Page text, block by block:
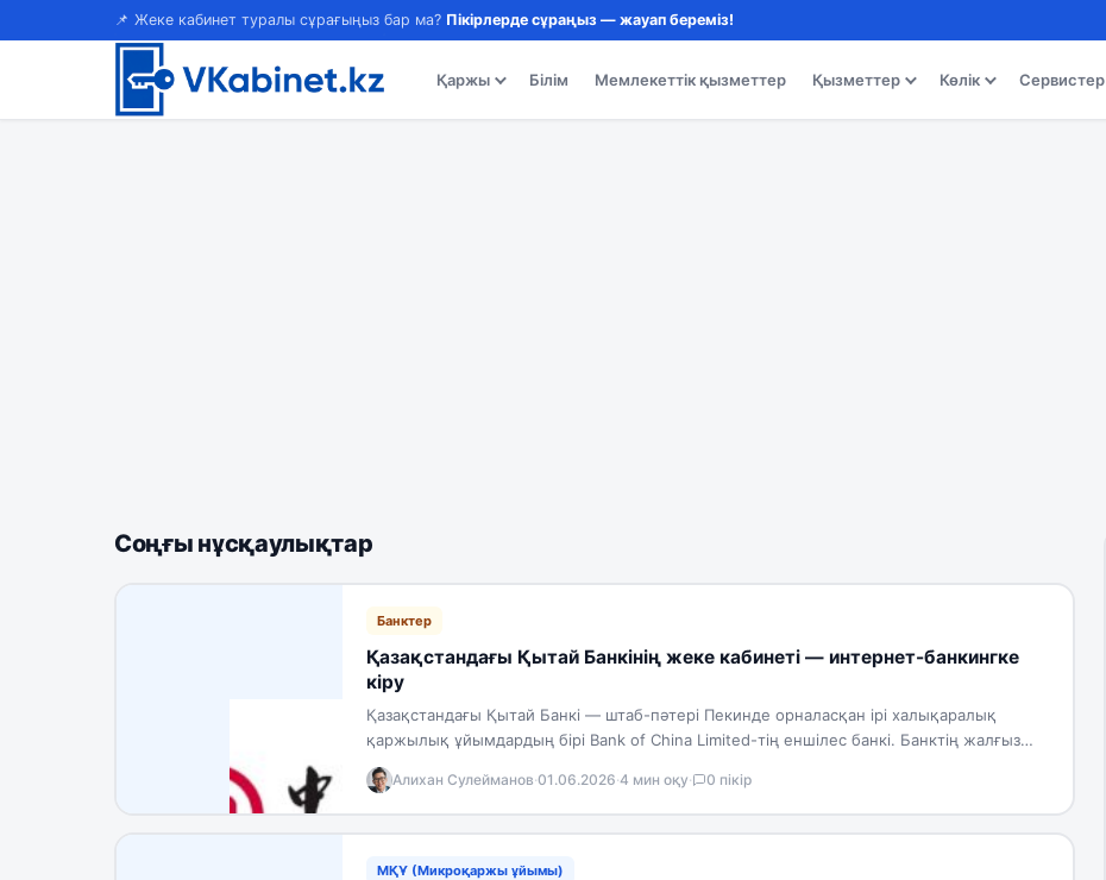
📌 Жеке кабинет туралы сұрағыңыз бар ма? Пікірлерде сұраңыз — жауап береміз!
Қаржы Білім Мемлекеттік қызметтер Қызметтер Көлік Сервистер
Соңғы нұсқаулықтар
Банктер
Қазақстандағы Қытай Банкінің жеке кабинеті — интернет-банкингке
кіру
Қазақстандағы Қытай Банкі — штаб-пәтері Пекинде орналасқан ірі халықаралық
қаржылық ұйымдардың бірі Bank of China Limited-тің еншілес банкі. Банктің жалғыз
акционері осы…
Алихан Сулейманов·01.06.2026·4 мин оқу· 0 пікір
МҚҰ (Микроқаржы ұйымы)